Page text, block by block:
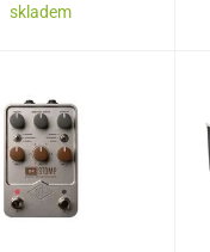
skladem